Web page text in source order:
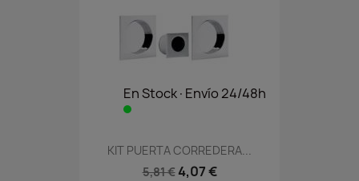
En Stock·Envío 24/48h
KIT PUERTA CORREDERA...
5,81 € 4,07 €